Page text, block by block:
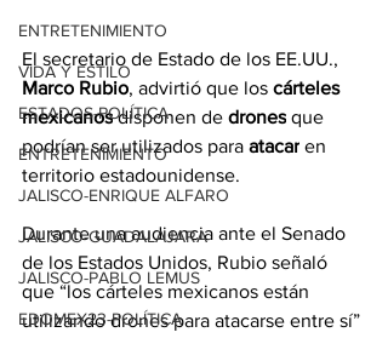
ENTRETENIMIENTO
VIDA Y ESTILO
ESTADOS-POLÍTICA
ENTRETENIMIENTO
JALISCO-ENRIQUE ALFARO
JALISCO-GUADALAJARA
JALISCO-PABLO LEMUS
EDOMEX23-POLÍTICA
El secretario de Estado de los EE.UU.,
Marco Rubio, advirtió que los cárteles
mexicanos disponen de drones que
podrían ser utilizados para atacar en
territorio estadounidense.
Durante una audiencia ante el Senado
de los Estados Unidos, Rubio señaló
que “los cárteles mexicanos están
utilizando drones para atacarse entre sí”